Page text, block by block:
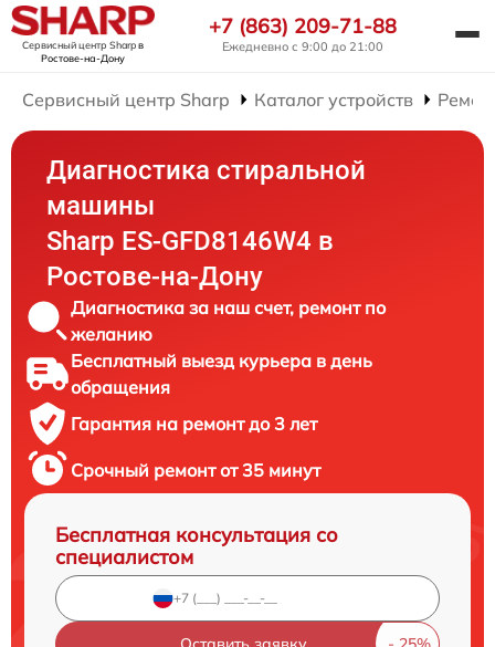
Сервисный центр Sharpв
Ростове-на-Дону
+7 (863) 209-71-88
Ежедневно с 9:00 до 21:00
Сервисный центр Sharp Каталог устройств
Диагностика стиральной
машины
Sharp ES-GFD8146W4 в
Ростове-на-Дону
Диагностика за наш счет, ремонт по
желанию
Бесплатный выезд курьера в день
обращения
Гарантия на ремонт до 3 лет
Срочный ремонт от 35 минут
Бесплатная консультация со
специалистом